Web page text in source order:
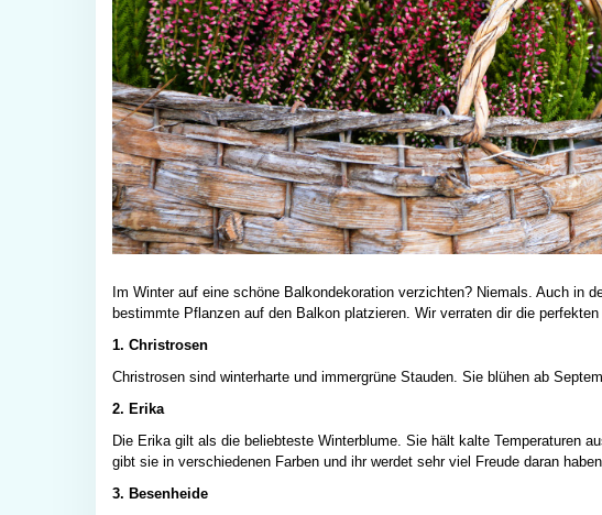
Im Winter auf eine schöne Balkondekoration verzichten? Niemals. Auch in
bestimmte Pflanzen auf den Balkon platzieren. Wir verraten dir die
1. Christrosen
Christrosen sind winterharte und immergrüne Stauden. Sie blühen ab
2. Erika
Die Erika gilt als die beliebteste Winterblume. Sie hält kalte Temperaturen
gibt sie in verschiedenen Farben und ihr werdet sehr viel Freude daran haben.
3. Besenheide